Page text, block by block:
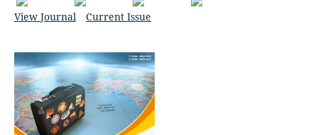
View Journal Current Issue